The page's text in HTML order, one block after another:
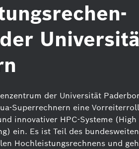
der Universität
Superrechnern eine
innovativer HPC-Systeme (High
ein. Es ist Teil des bundesweiten
Hochleistungsrechnens und